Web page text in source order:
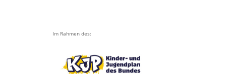
Im Rahmen des: